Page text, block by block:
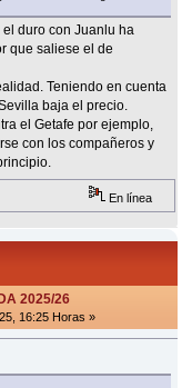
duro con Juanlu ha
que saliese el de
Teniendo en cuenta
baja el precio.
el Getafe por ejemplo,
con los compañeros y
En línea
2025/26
16:25 Horas »